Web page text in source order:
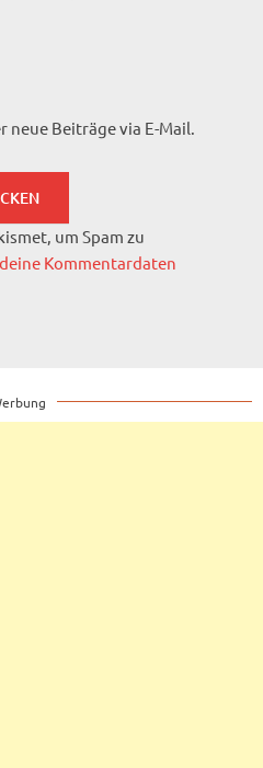
neue Beiträge via E-Mail.
um Spam zu
Kommentardaten